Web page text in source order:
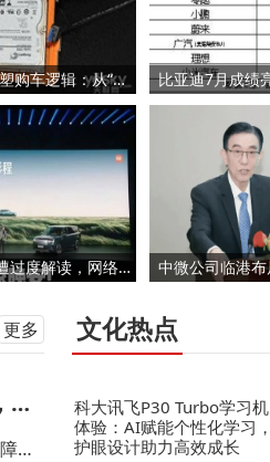
电池成本回落重塑购车逻辑：从“买得起”到“选得好”的消费升级
雷军一句“晚安”遭过度解读，网络“万物皆营销”怪圈何时休？
更多
A
文化热点
科大讯飞P30 Turbo学习机
体验：AI赋能个性化学习，
护眼设计助力高效成长